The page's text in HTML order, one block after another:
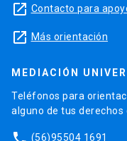
launch Contacto para
launch Más orientación
MEDIACIÓN
Teléfonos para
alguno de tus derechos
(56)95504 1691